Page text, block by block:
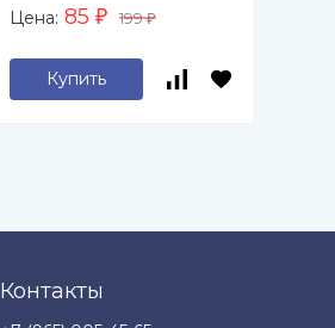
Цена: 85 ₽ 199₽
Купить
Контакты